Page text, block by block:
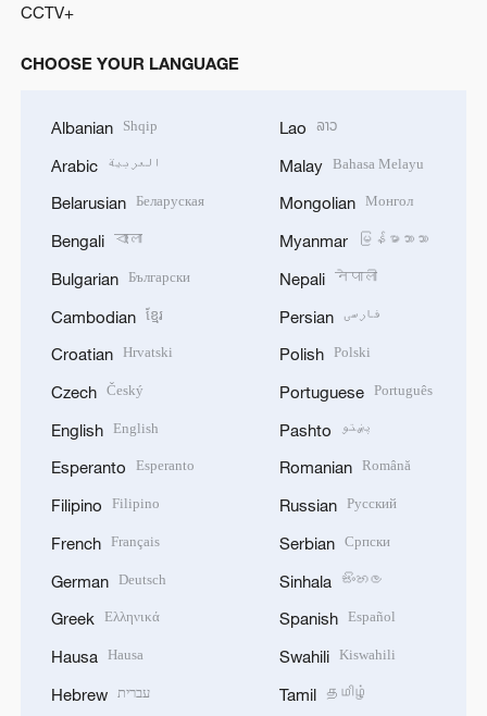
CCTV+
CHOOSE YOUR LANGUAGE
Albanian Shqip
Arabic العربية
Belarusian Беларуская
Bengali বাংলা
Bulgarian Български
Cambodian ខ្មែរ
Croatian Hrvatski
Czech Český
English English
Esperanto Esperanto
Filipino Filipino
French Français
German Deutsch
Greek Ελληνικά
Hausa Hausa
Hebrew עברית
Lao ລາວ
Malay Bahasa Melayu
Mongolian Монгол
Myanmar မြန်မာဘာသာ
Nepali नेपाली
Persian فارسی
Polish Polski
Portuguese Português
Pashto پښتو
Romanian Română
Russian Русский
Serbian Српски
Sinhala සිංහල
Spanish Español
Swahili Kiswahili
Tamil தமிழ்